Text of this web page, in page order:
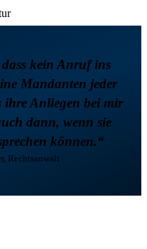
kein Anruf ins
Mandanten jeder
ihre Anliegen bei mir
dann, wenn sie
können.“
Rechtsanwalt